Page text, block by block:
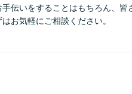
伝いをすることはもちろん、皆
お気軽にご相談ください。